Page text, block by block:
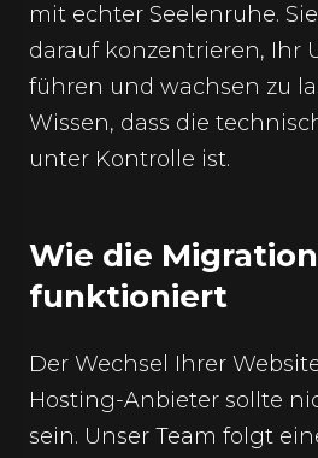
mit echter Seelenruhe.
darauf konzentrieren, Ihr
führen und wachsen zu
Wissen, dass die
unter Kontrolle ist.
Wie die Migration
funktioniert
Der Wechsel Ihrer
Hosting-Anbieter sollte
sein. Unser Team folgt